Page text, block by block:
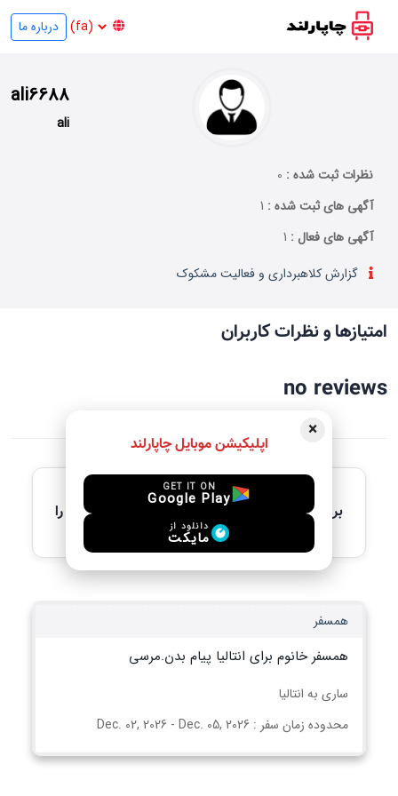
درباره ما
ali6688
ali
نظرات ثبت شده : 0
آگهی های ثبت شده : 1
آگهی های فعال : 1
گزارش کلاهبرداری و فعالیت مشکوک
امتیازها و نظرات کاربران
no reviews
آخرین آگهی های فعال
برای مشاهده جزئیات کامل، لطفاً آگهی مورد نظر را
انتخاب کنید
همسفر
همسفر خانوم برای انتالیا پیام بدن.مرسی
ساری به انتالیا
محدوده زمان سفر : Dec. 02, 2026 - Dec. 05, 2026
×
اپلیکیشن موبایل چاپارلند
GET IT ON
Google Play
دانلود از
مایکت